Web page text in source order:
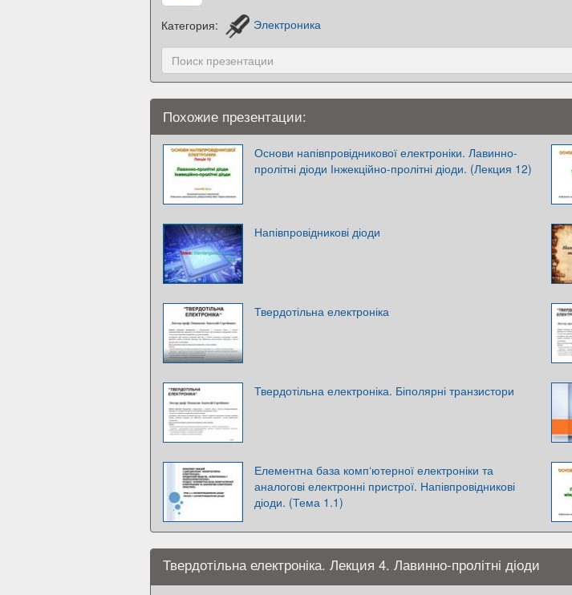
Категория: Электроника
Похожие презентации:
Основи напівпровідникової електроніки. Лавинно-
пролітні діоди Інжекційно-пролітні діоди. (Лекция 12)
Напівпровідникові діоди
Твердотільна електроніка
Твердотільна електроніка. Біполярні транзистори
Елементна база комп‘ютерної електроніки та
аналогові електронні пристрої. Напівпровідникові
діоди. (Тема 1.1)
Твердотільна електроніка. Лекция 4. Лавинно-пролітні діоди